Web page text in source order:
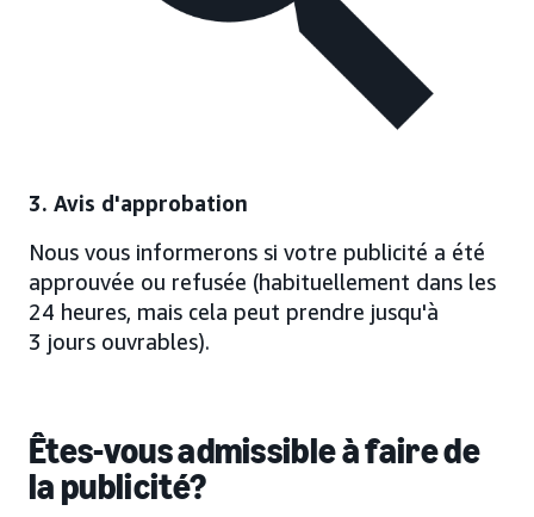
3. Avis d'approbation
Nous vous informerons si votre publicité a été
approuvée ou refusée (habituellement dans les
24 heures, mais cela peut prendre jusqu'à
3 jours ouvrables).
Êtes-vous admissible à faire de
la publicité?